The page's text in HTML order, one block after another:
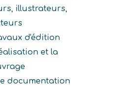
illustrateurs,
d'édition
et la
documentation